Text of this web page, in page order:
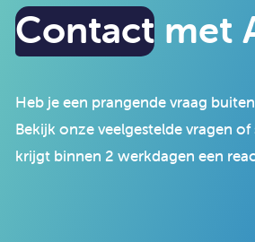
Contact met
Heb je een prangende vraag
Bekijk onze veelgestelde vragen of
krijgt binnen 2 werkdagen een